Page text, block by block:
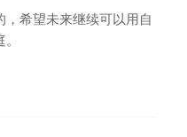
希望未来继续可以用自